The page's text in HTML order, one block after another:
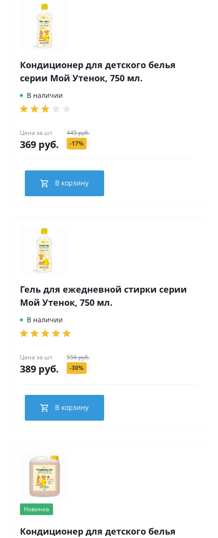
Кондиционер для детского белья
серии Мой Утенок, 750 мл.
В наличии
Цена за шт
369 руб.
445 руб.
-17%
В корзину
Гель для ежедневной стирки серии
Мой Утенок, 750 мл.
В наличии
Цена за шт
389 руб.
556 руб.
-30%
В корзину
Новинка
Кондиционер для детского белья